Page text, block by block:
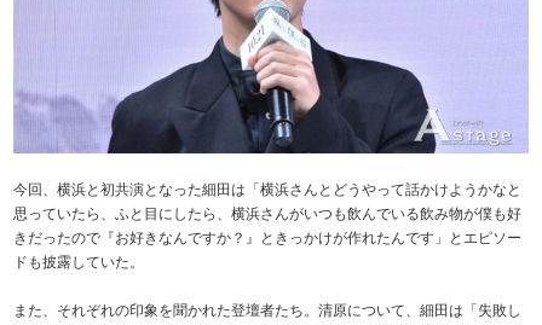
今回、横浜と初共演となった細田は「横浜さんとどうやって話かけようかなと
思っていたら、ふと目にしたら、横浜さんがいつも飲んでいる飲み物が僕も好
きだったので『お好きなんですか？』ときっかけが作れたんです」とエピソー
ドも披露していた。
また、それぞれの印象を聞かれた登壇者たち。清原について、細田は「失敗し